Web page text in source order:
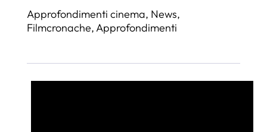
Approfondimenti cinema, News,
Filmcronache,Approfondimenti